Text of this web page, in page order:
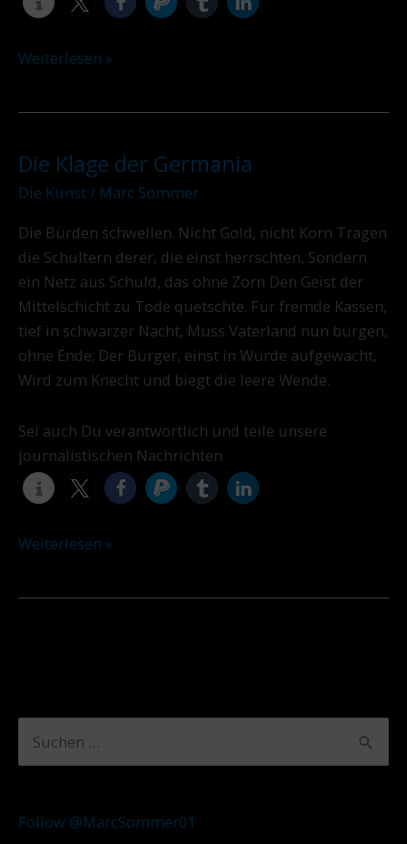
Weiterlesen »
Die Klage der Germania
Die Kunst/ Marc Sommer
Die Bürden schwellen. Nicht Gold, nicht Korn Tragen
die Schultern derer, die einst herrschten, Sondern
ein Netz aus Schuld, das ohne Zorn Den Geist der
Mittelschicht zu Tode quetschte. Für fremde Kassen,
tief in schwarzer Nacht, Muss Vaterland nun bürgen,
ohne Ende; Der Bürger, einst in Würde aufgewacht,
Wird zum Knecht und biegt die leere Wende.
Sei auch Du verantwortlich und teile unsere
journalistischen Nachrichten
Die
Klage
Germania
Weiterlesen »
hFollow @MarcSommer01
r
h
a
e